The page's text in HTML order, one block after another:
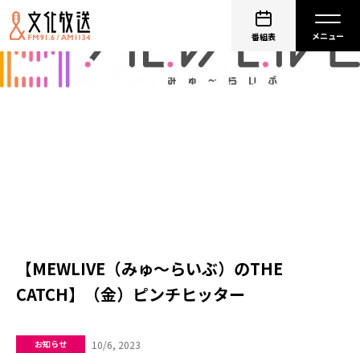
番組表
【MEWLIVE（みゅ～らいぶ）のTHE
CATCH】（金）ピンチヒッター
お知らせ 10/6, 2023